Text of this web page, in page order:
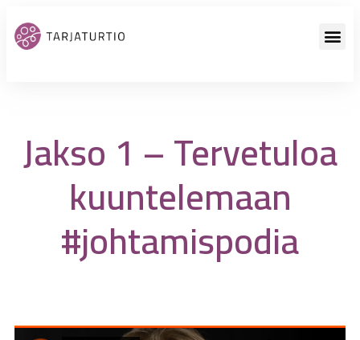
Jakso 1 – Tervetuloa
kuuntelemaan
#johtamispodia